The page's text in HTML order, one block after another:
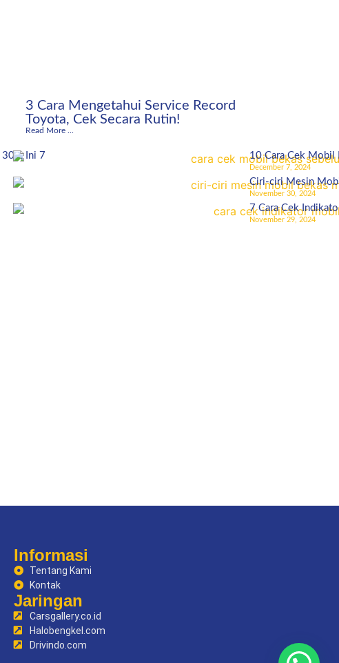
300, Ini 7
3 Cara Mengetahui Service Record
Toyota, Cek Secara Rutin!
Read More ...
10 Cara Cek Mobil
December 7, 2024
Ciri-ciri Mesin
November 30, 2024
7 Cara Cek
November 29, 2024
Informasi
Tentang Kami
Kontak
Jaringan
Carsgallery.co.id
Halobengkel.com
Drivindo.com